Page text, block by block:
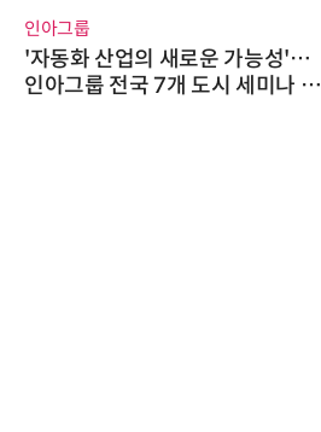
인아그룹
'자동화 산업의 새로운 가능성'…
인아그룹 전국 7개 도시 세미나 페